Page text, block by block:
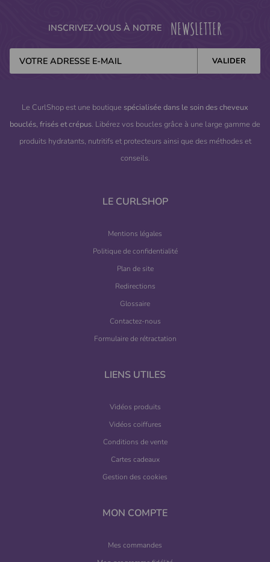
INSCRIVEZ-VOUS À NOTRE NEWSLETTER
Le CurlShop est une boutique spécialisée dans le soin des cheveux
bouclés, frisés et crépus. Libérez vos boucles grâce à une large gamme de
produits hydratants, nutritifs et protecteurs ainsi que des méthodes et
conseils.
LE CURLSHOP
Mentions légales
Politique de confidentialité
Plan de site
Redirections
Glossaire
Contactez-nous
Formulaire de rétractation
LIENS UTILES
Vidéos produits
Vidéos coiffures
Conditions de vente
Cartes cadeaux
Gestion des cookies
MON COMPTE
Mes commandes